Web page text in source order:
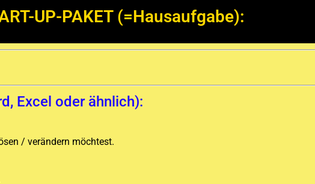
UP-PAKET (=Hausaufgabe):
Excel oder ähnlich):
/ verändern möchtest.